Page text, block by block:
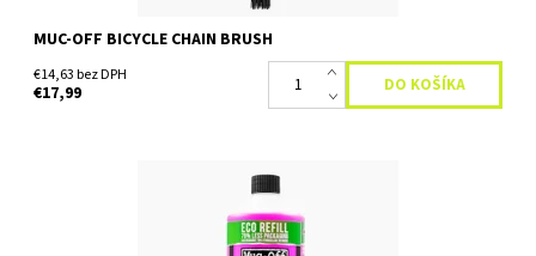
MUC-OFF BICYCLE CHAIN BRUSH
€14,63 bez DPH
€17,99
Gelový koncentrát produktu Muc-Off Nano Tech Bike
Cleaner/Muc-Off Motorcycle Cleaner Muc-Off Nano Bike Cleaner
Concentrate 1L je gélový koncentrát produktu Nano Tech Bike...